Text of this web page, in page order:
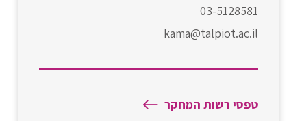
03-5128581
kama@talpiot.ac.il
טפסי רשות המחקר